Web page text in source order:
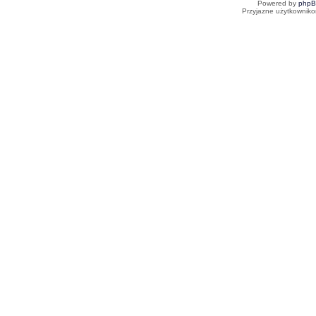
Powered by
Przyjazne